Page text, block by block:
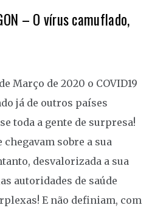
– O vírus camuflado,
Março de 2020 o COVID19
já de outros países
toda a gente de surpresa!
sobre a sua
desvalorizada a sua
autoridades de saúde
E não definiam, com